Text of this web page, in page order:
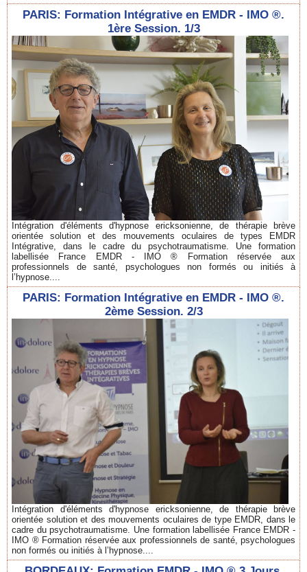
PARIS: Formation Intégrative en EMDR - IMO ®.
1ère Session. 1/3
Intégration d'éléments d'hypnose ericksonienne, de thérapie brève
orientée solution et des mouvements oculaires de types EMDR
Intégrative, dans le cadre du psychotraumatisme. Une formation
labellisée France EMDR - IMO ® Formation réservée aux
professionnels de santé, psychologues non formés ou initiés à
l’hypnose....
PARIS: Formation Intégrative en EMDR - IMO ®.
2ème Session. 2/3
Intégration d'éléments d'hypnose ericksonienne, de thérapie brève
orientée solution et des mouvements oculaires de type EMDR, dans le
cadre du psychotraumatisme. Une formation labellisée France EMDR -
IMO ® Formation réservée aux professionnels de santé, psychologues
non formés ou initiés à l’hypnose....